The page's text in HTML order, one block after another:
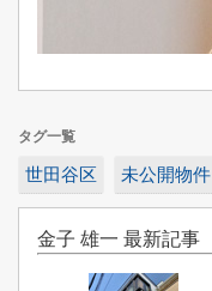
タグ一覧
世田谷区 未公開物件
金子 雄一 最新記事